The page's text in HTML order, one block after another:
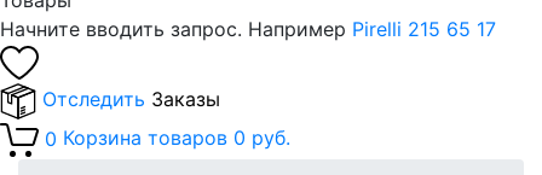
Начните вводить запрос. Например Pirelli 215 65 17
Отследить Заказы
0 Корзина товаров 0 руб.